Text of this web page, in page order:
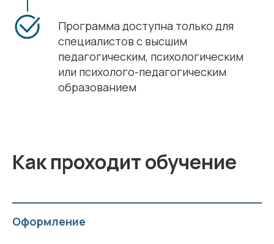
Программа доступна только для
специалистов с высшим
педагогическим, психологическим
или психолого-педагогическим
образованием
Как проходит обучение
Оформление